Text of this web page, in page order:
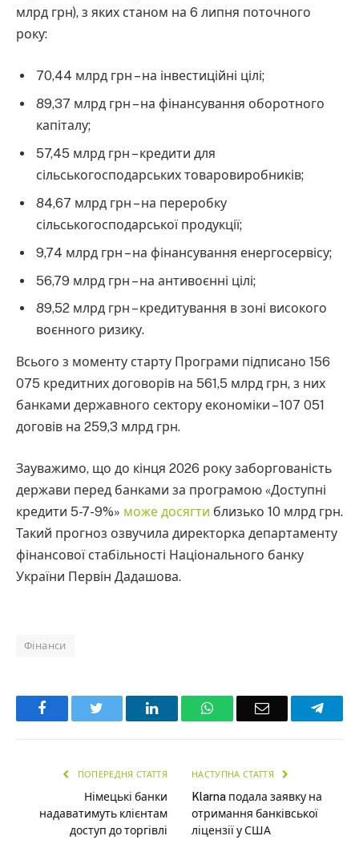
млрд грн), з яких станом на 6 липня поточного
року:
70,44 млрд грн – на інвестиційні цілі;
89,37 млрд грн – на фінансування оборотного
капіталу;
57,45 млрд грн – кредити для
сільськогосподарських товаровиробників;
84,67 млрд грн – на переробку
сільськогосподарської продукції;
9,74 млрд грн – на фінансування енергосервісу;
56,79 млрд грн – на антивоєнні цілі;
89,52 млрд грн – кредитування в зоні високого
воєнного ризику.
Всього з моменту старту Програми підписано 156
075 кредитних договорів на 561,5 млрд грн, з них
банками державного сектору економіки – 107 051
договів на 259,3 млрд грн.
Зауважимо, що до кінця 2026 року заборгованість
держави перед банками за програмою «Доступні
кредити 5-7-9%» може досягти близько 10 млрд грн.
Такий прогноз озвучила директорка департаменту
фінансової стабільності Національного банку
України Первін Дадашова.
Фінанси
Facebook LinkedInWhatsAppEmail
ПОПЕРЕДНЯ СТАТТЯ
Німецькі банки
надаватимуть клієнтам
доступ до торгівлі
НАСТУПНА СТАТТЯ
Klarna подала заявку на
отримання банківської
ліцензії у США